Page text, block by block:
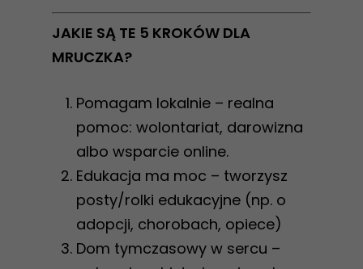
JAKIE SĄ TE 5 KROKÓW DLA
MRUCZKA?
Pomagam lokalnie – realna
pomoc: wolontariat, darowizna
albo wsparcie online.
Edukacja ma moc – tworzysz
posty/rolki edukacyjne (np. o
adopcji, chorobach, opiece)
Dom tymczasowy w sercu –